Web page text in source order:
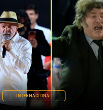
INTERNACIONAL